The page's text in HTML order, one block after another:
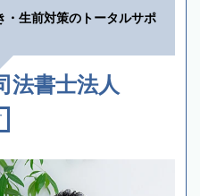
・生前対策のトータルサポ
法書士法人